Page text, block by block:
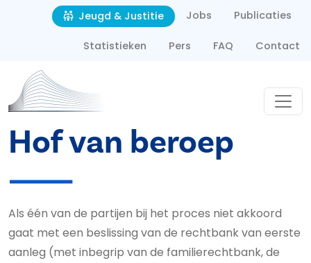
Overslaan en naar de inhoud gaan
Second navigation
Jeugd & Justitie Jobs Publicaties
Statistieken Pers FAQ Contact
Hof van beroep
Als één van de partijen bij het proces niet akkoord
gaat met een beslissing van de rechtbank van eerste
aanleg (met inbegrip van de familierechtbank, de